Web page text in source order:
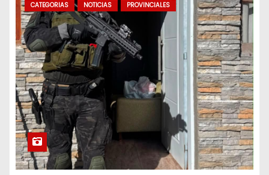
CATEGORIAS NOTICIAS PROVINCIALES